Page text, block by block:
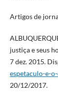
Artigos de
justiça e seus
7 dez. 2015.
espetaculo-e-
20/12/2017.